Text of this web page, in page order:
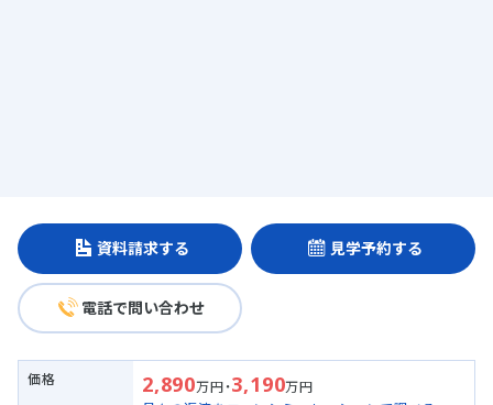
資料請求する 見学予約する
電話で問い合わせ
価格 2,890万円・3,190万円